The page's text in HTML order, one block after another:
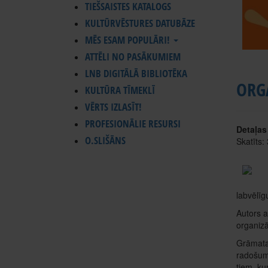
TIEŠSAISTES KATALOGS
KULTŪRVĒSTURES DATUBĀZE
MĒS ESAM POPULĀRI!
ATTĒLI NO PASĀKUMIEM
LNB DIGITĀLĀ BIBLIOTĒKA
KULTŪRA TĪMEKLĪ
VĒRTS IZLASĪT!
PROFESIONĀLIE RESURSI
O.SLIŠĀNS
Detaļas
Skatīts:
Autors